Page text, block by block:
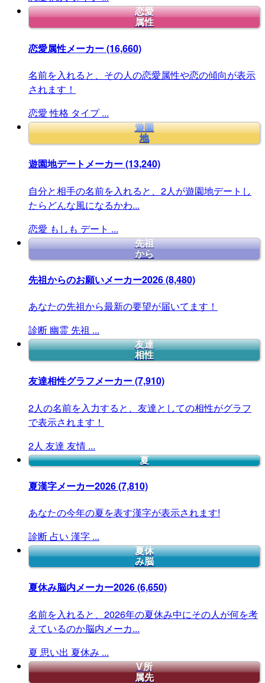
恋愛
属性
恋愛属性メーカー(16,660)
名前を入れると、その人の恋愛属性や恋の傾向が表示
されます！
恋愛 性格 タイプ ...
遊園
地
遊園地デートメーカー(13,240)
自分と相手の名前を入れると、2人が遊園地デートし
たらどんな風になるかわ...
恋愛 もしも デート ...
先祖
から
先祖からのお願いメーカー2026(8,480)
あなたの先祖から最新の要望が届いてます！
診断 幽霊 先祖 ...
友達
相性
友達相性グラフメーカー(7,910)
2人の名前を入力すると、友達としての相性がグラフ
で表示されます！
2人 友達 友情 ...
夏
夏漢字メーカー2026(7,810)
あなたの今年の夏を表す漢字が表示されます!
診断 占い 漢字 ...
夏休
み脳
夏休み脳内メーカー2026(6,650)
名前を入れると、2026年の夏休み中にその人が何を考
えているのか脳内メーカ...
夏 思い出 夏休み ...
V所
属先